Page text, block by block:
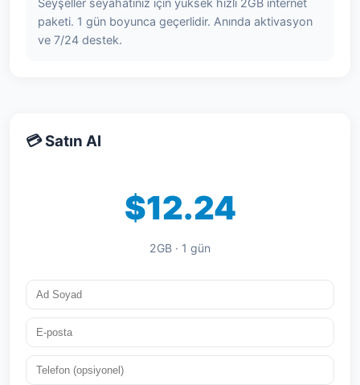
Seyşeller seyahatiniz için yüksek hızlı 2GB internet
paketi. 1 gün boyunca geçerlidir. Anında aktivasyon
ve 7/24 destek.
💳 Satın Al
$12.24
2GB · 1 gün